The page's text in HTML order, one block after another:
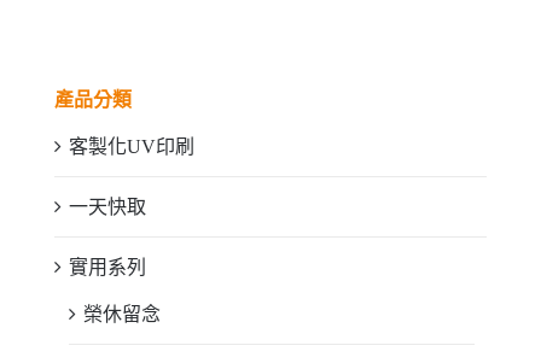
產品分類
客製化UV印刷
一天快取
實用系列
榮休留念